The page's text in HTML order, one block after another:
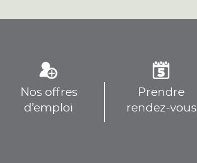
Voir plus
Nos offres
d’emploi
Prendre
rendez-vous